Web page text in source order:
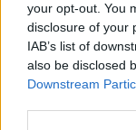
your opt-out. You
disclosure of your
IAB’s list of
also be disclosed
Downstream
“sods tiek
vai šāds
“Likumdevējam